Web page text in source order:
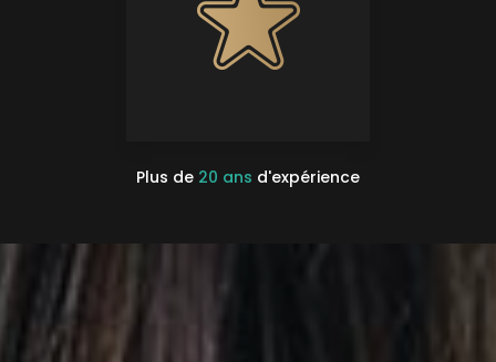
Plus de 20 ans d'expérience